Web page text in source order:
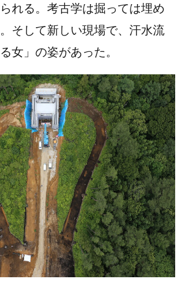
れる。考古学は掘っては埋め
そして新しい現場で、汗水流
女」の姿があった。